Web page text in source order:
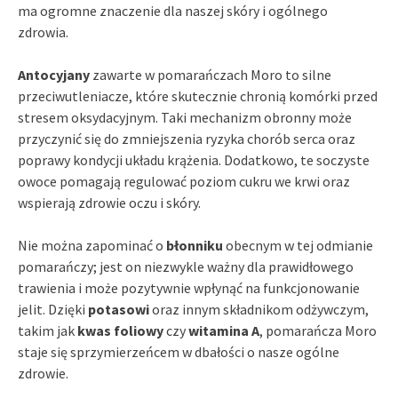
ma ogromne znaczenie dla naszej skóry i ogólnego
zdrowia.
Antocyjany zawarte w pomarańczach Moro to silne
przeciwutleniacze, które skutecznie chronią komórki przed
stresem oksydacyjnym. Taki mechanizm obronny może
przyczynić się do zmniejszenia ryzyka chorób serca oraz
poprawy kondycji układu krążenia. Dodatkowo, te soczyste
owoce pomagają regulować poziom cukru we krwi oraz
wspierają zdrowie oczu i skóry.
Nie można zapominać o błonniku obecnym w tej odmianie
pomarańczy; jest on niezwykle ważny dla prawidłowego
trawienia i może pozytywnie wpłynąć na funkcjonowanie
jelit. Dzięki potasowioraz innym składnikom odżywczym,
takim jak kwas foliowyczywitamina A, pomarańcza Moro
staje się sprzymierzeńcem w dbałości o nasze ogólne
zdrowie.